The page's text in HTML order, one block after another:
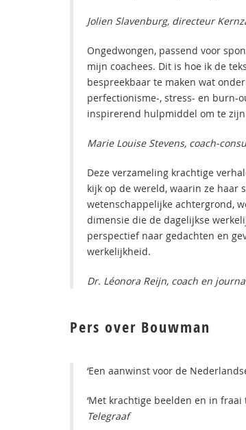
Jolien Slavenburg, directeur
Ongedwongen, passend voor
mijn coachees. Dit is hoe ik de
bespreekbaar te maken wat
perfectionisme-, stress- en burn-
inspirerend hulpmiddel om te
Marie Louise Stevens, coach-
Deze verzameling krachtige
kijk op de wereld, waarin ze
wetenschappelijke achtergrond,
dimensie die de dagelijkse
perspectief naar gedachten en
werkelijkheid.
Dr. Léonora Reijn, coach en
Pers over Bouwman
‘Een aanwinst voor de
‘Met krachtige beelden en in
Telegraaf